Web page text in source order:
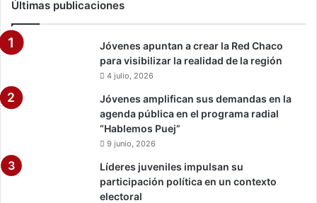
Últimas publicaciones
Jóvenes apuntan a crear la Red Chaco
para visibilizar la realidad de la región
4 julio, 2026
Jóvenes amplifican sus demandas en la
agenda pública en el programa radial
“Hablemos Puej”
9 junio, 2026
Líderes juveniles impulsan su
participación política en un contexto
electoral